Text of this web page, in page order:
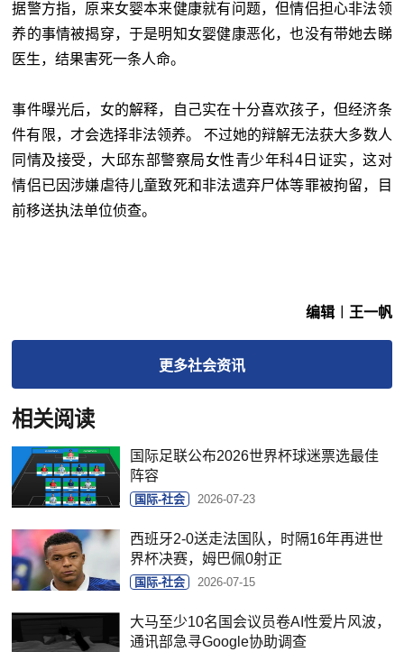
据警方指，原来女婴本来健康就有问题，但情侣担心非法领
养的事情被揭穿，于是明知女婴健康恶化，也没有带她去睇
医生，结果害死一条人命。
事件曝光后，女的解释，自己实在十分喜欢孩子，但经济条
件有限，才会选择非法领养。 不过她的辩解无法获大多数人
同情及接受，大邱东部警察局女性青少年科4日证实，这对
情侣已因涉嫌虐待儿童致死和非法遗弃尸体等罪被拘留，目
前移送执法单位侦查。
编辑︱王一帆
更多社会资讯
相关阅读
国际足联公布2026世界杯球迷票选最佳
阵容
国际-社会 2026-07-23
西班牙2-0送走法国队，时隔16年再进世
界杯决赛，姆巴佩0射正
国际-社会 2026-07-15
大马至少10名国会议员卷AI性爱片风波，
通讯部急寻Google协助调查